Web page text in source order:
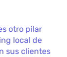
otro pilar
local de
sus clientes